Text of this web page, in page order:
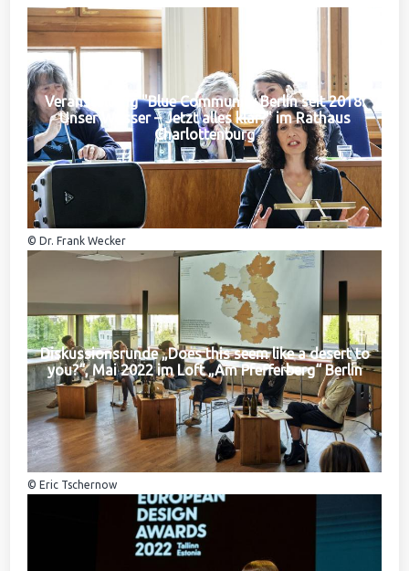
Veranstaltung "Blue Community Berlin seit 2018:
Unser Wasser – Jetzt alles klar?" im Rathaus
Charlottenburg
© Dr. Frank Wecker
Diskussionsrunde „Does this seem like a desert to
you?“, Mai 2022 im Loft „Am Pfefferberg“ Berlin
© Eric Tschernow